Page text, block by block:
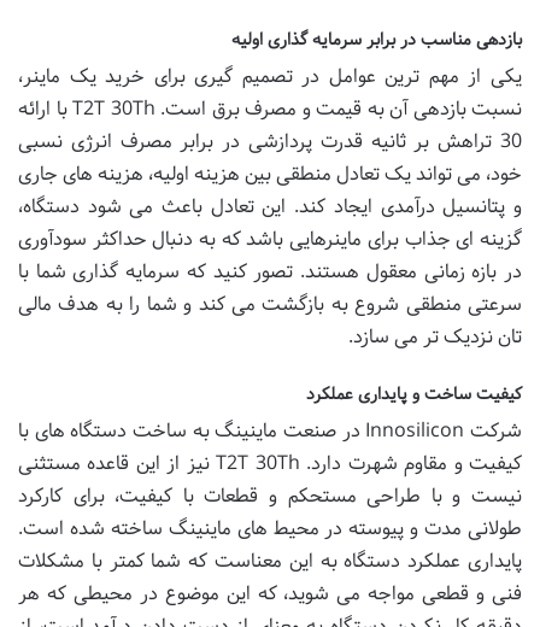
بازدهی مناسب در برابر سرمایه گذاری اولیه
یکی از مهم ترین عوامل در تصمیم گیری برای خرید یک ماینر،
نسبت بازدهی آن به قیمت و مصرف برق است. T2T 30Th با ارائه
30 تراهش بر ثانیه قدرت پردازشی در برابر مصرف انرژی نسبی
خود، می تواند یک تعادل منطقی بین هزینه اولیه، هزینه های جاری
و پتانسیل درآمدی ایجاد کند. این تعادل باعث می شود دستگاه،
گزینه ای جذاب برای ماینرهایی باشد که به دنبال حداکثر سودآوری
در بازه زمانی معقول هستند. تصور کنید که سرمایه گذاری شما با
سرعتی منطقی شروع به بازگشت می کند و شما را به هدف مالی
تان نزدیک تر می سازد.
کیفیت ساخت و پایداری عملکرد
شرکت Innosilicon در صنعت ماینینگ به ساخت دستگاه های با
کیفیت و مقاوم شهرت دارد. T2T 30Th نیز از این قاعده مستثنی
نیست و با طراحی مستحکم و قطعات با کیفیت، برای کارکرد
طولانی مدت و پیوسته در محیط های ماینینگ ساخته شده است.
پایداری عملکرد دستگاه به این معناست که شما کمتر با مشکلات
فنی و قطعی مواجه می شوید، که این موضوع در محیطی که هر